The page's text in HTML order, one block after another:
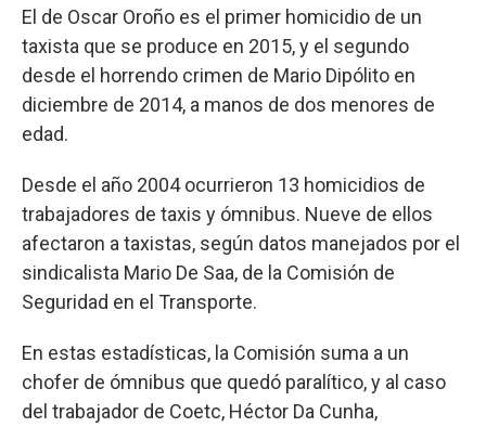
El de Oscar Oroño es el primer homicidio de un
taxista que se produce en 2015, y el segundo
desde el horrendo crimen de Mario Dipólito en
diciembre de 2014, a manos de dos menores de
edad.
Desde el año 2004 ocurrieron 13 homicidios de
trabajadores de taxis y ómnibus. Nueve de ellos
afectaron a taxistas, según datos manejados por el
sindicalista Mario De Saa, de la Comisión de
Seguridad en el Transporte.
En estas estadísticas, la Comisión suma a un
chofer de ómnibus que quedó paralítico, y al caso
del trabajador de Coetc, Héctor Da Cunha,